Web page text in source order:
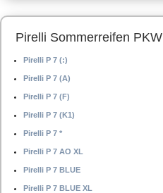
Pirelli Sommerreifen PKW
Pirelli P 7 (:)
Pirelli P 7 (A)
Pirelli P 7 (F)
Pirelli P 7 (K1)
Pirelli P 7 *
Pirelli P 7 AO XL
Pirelli P 7 BLUE
Pirelli P 7 BLUE XL